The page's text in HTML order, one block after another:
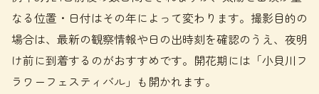
なる位置・日付はその年によって変わります。撮影目的の
場合は、最新の観察情報や日の出時刻を確認のうえ、夜明
け前に到着するのがおすすめです。開花期には「小貝川フ
ラワーフェスティバル」も開かれます。